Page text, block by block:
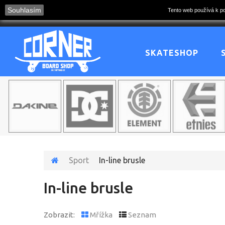
Souhlasím Tento web používá k
HOME NOVINKY
SKATESHOP
Sport In-line brusle
In-line brusle
Zobrazit: Mřížka Seznam